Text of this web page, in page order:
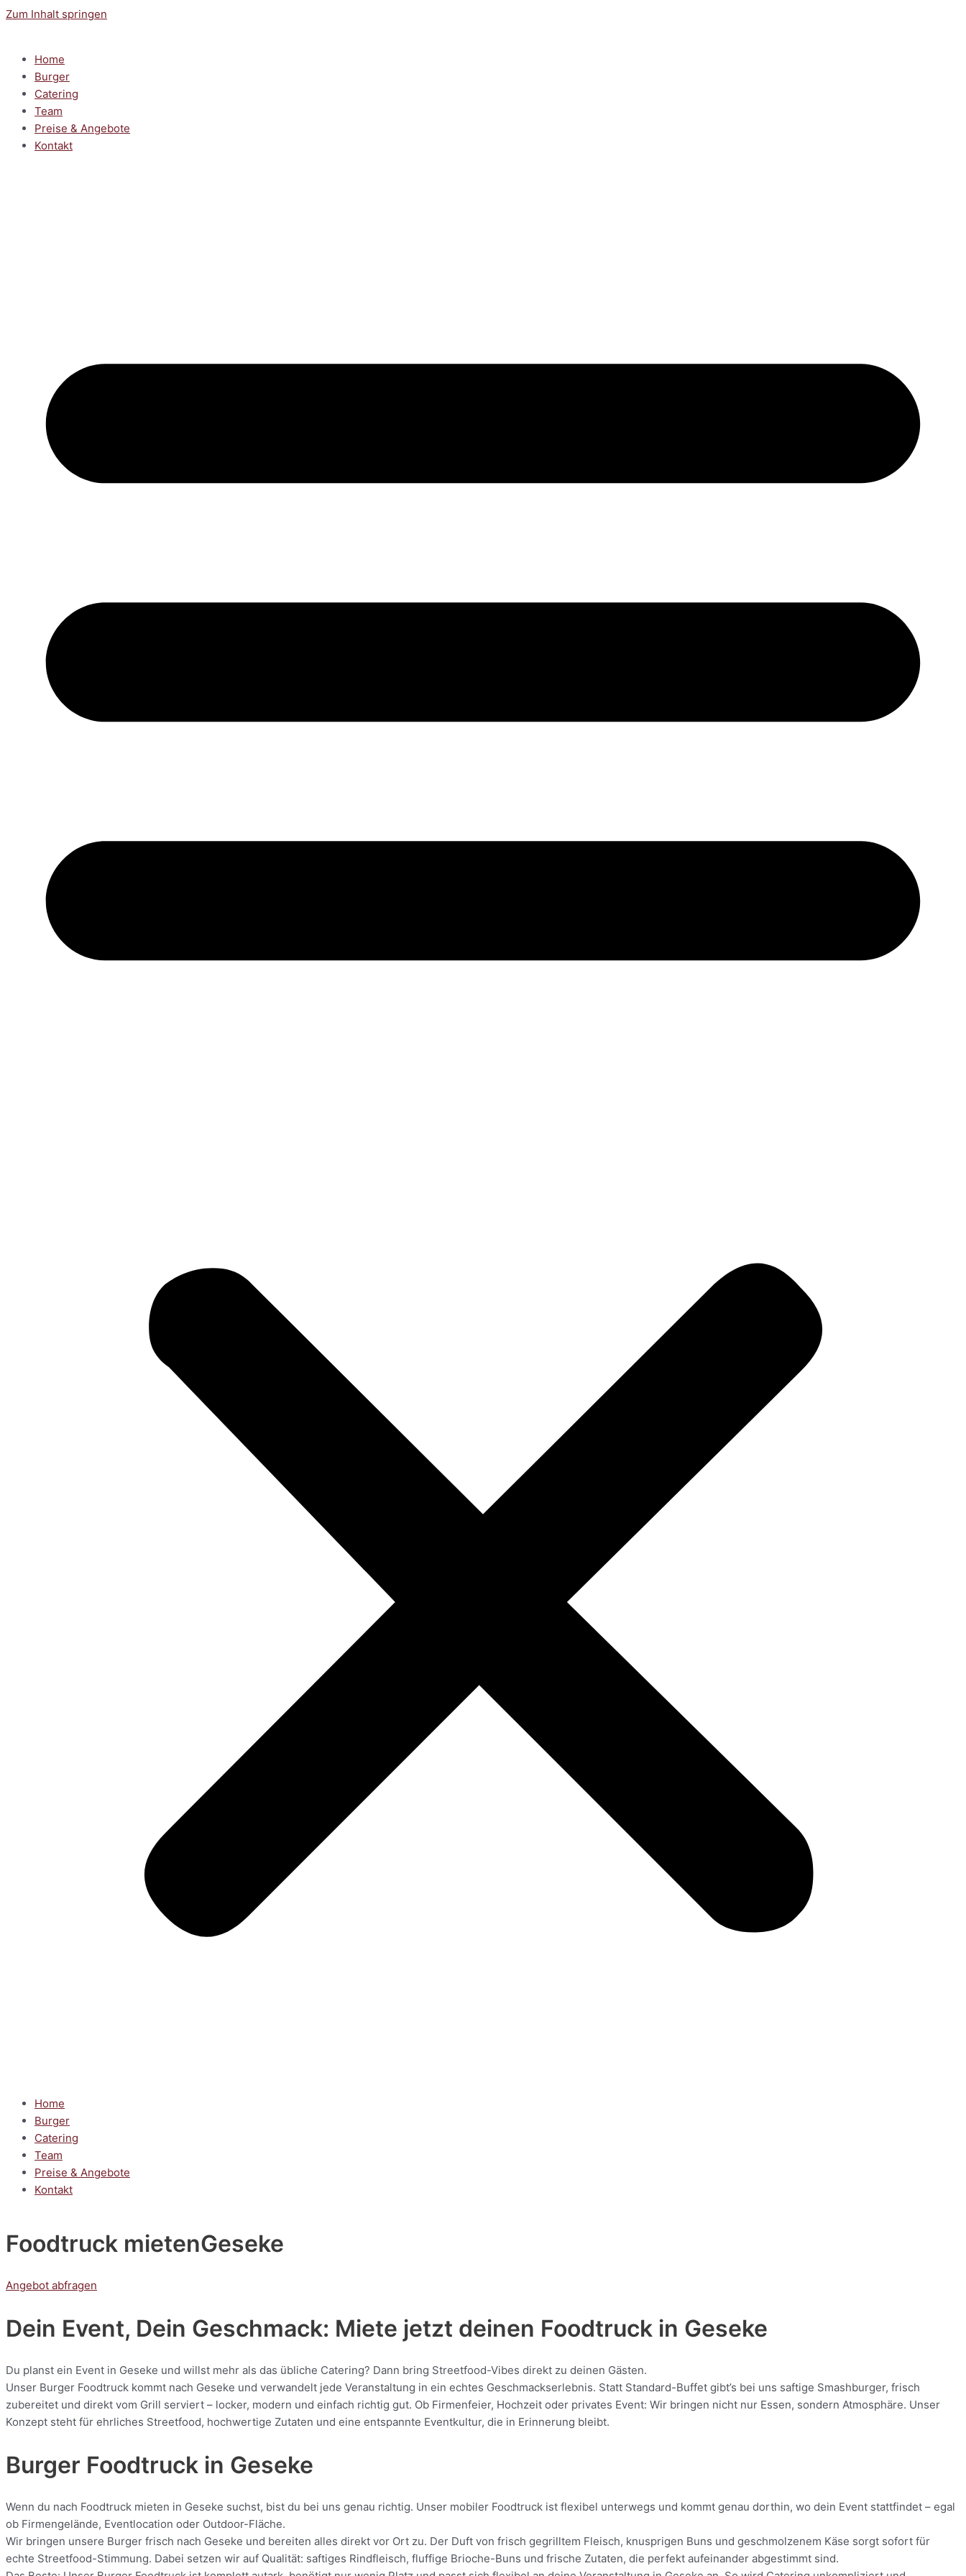
Zum Inhalt springen
Home
Burger
Catering
Team
Preise & Angebote
Kontakt
Home
Burger
Catering
Team
Preise & Angebote
Kontakt
Foodtruck mietenGeseke
Angebot abfragen
Dein Event, Dein Geschmack: Miete jetzt deinen Foodtruck in Geseke
Du planst ein Event in Geseke und willst mehr als das übliche Catering? Dann bring Streetfood-Vibes direkt zu deinen Gästen.
Unser Burger Foodtruck kommt nach Geseke und verwandelt jede Veranstaltung in ein echtes Geschmackserlebnis. Statt Standard-Buffet gibt’s bei uns saftige Smashburger, frisch
zubereitet und direkt vom Grill serviert – locker, modern und einfach richtig gut. Ob Firmenfeier, Hochzeit oder privates Event: Wir bringen nicht nur Essen, sondern Atmosphäre. Unser
Konzept steht für ehrliches Streetfood, hochwertige Zutaten und eine entspannte Eventkultur, die in Erinnerung bleibt.
Burger Foodtruck in Geseke
Wenn du nach Foodtruck mieten in Geseke suchst, bist du bei uns genau richtig. Unser mobiler Foodtruck ist flexibel unterwegs und kommt genau dorthin, wo dein Event stattfindet – egal
ob Firmengelände, Eventlocation oder Outdoor-Fläche.
Wir bringen unsere Burger frisch nach Geseke und bereiten alles direkt vor Ort zu. Der Duft von frisch gegrilltem Fleisch, knusprigen Buns und geschmolzenem Käse sorgt sofort für
echte Streetfood-Stimmung. Dabei setzen wir auf Qualität: saftiges Rindfleisch, fluffige Brioche-Buns und frische Zutaten, die perfekt aufeinander abgestimmt sind.